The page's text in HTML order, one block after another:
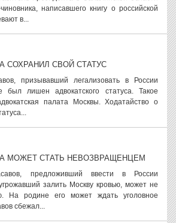
написавшего книгу о российской
в...
СОХРАНИЛ СВОЙ СТАТУС
призывавший легализовать в России
лишен адвокатского статуса. Такое
палата Москвы. Ходатайство о
МОЖЕТ СТАТЬ НЕВОЗВРАЩЕНЦЕМ
предложивший ввести в России
залить Москву кровью, может не
На родине его может ждать уголовное
сбежал...